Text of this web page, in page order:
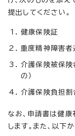
提出してください。
健康保険証
重度精神障害者
介護保険被保険
の）
介護保険負担割
なお、申請書は健
します。また、以下